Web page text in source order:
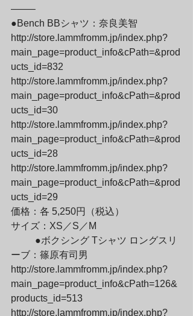
——–
●Bench BBシャツ：奈良美智
http://store.lammfromm.jp/index.php?
main_page=product_info&cPath=&prod
ucts_id=832
http://store.lammfromm.jp/index.php?
main_page=product_info&cPath=&prod
ucts_id=30
http://store.lammfromm.jp/index.php?
main_page=product_info&cPath=&prod
ucts_id=28
http://store.lammfromm.jp/index.php?
main_page=product_info&cPath=&prod
ucts_id=29
価格：各 5,250円（税込）
サイズ：XS／S／M
ーブ：篠原有司男
http://store.lammfromm.jp/index.php?
main_page=product_info&cPath=126&
products_id=513
http://store.lammfromm.jp/index.php?